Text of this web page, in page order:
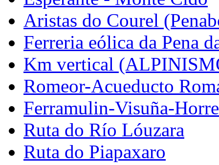
Aristas do Courel
Ferreria eólica da Pena
Km vertical
Romeor-Acueducto
Ferramulin-Visuña-
Ruta do Río Lóuzara
Ruta do Piapaxaro